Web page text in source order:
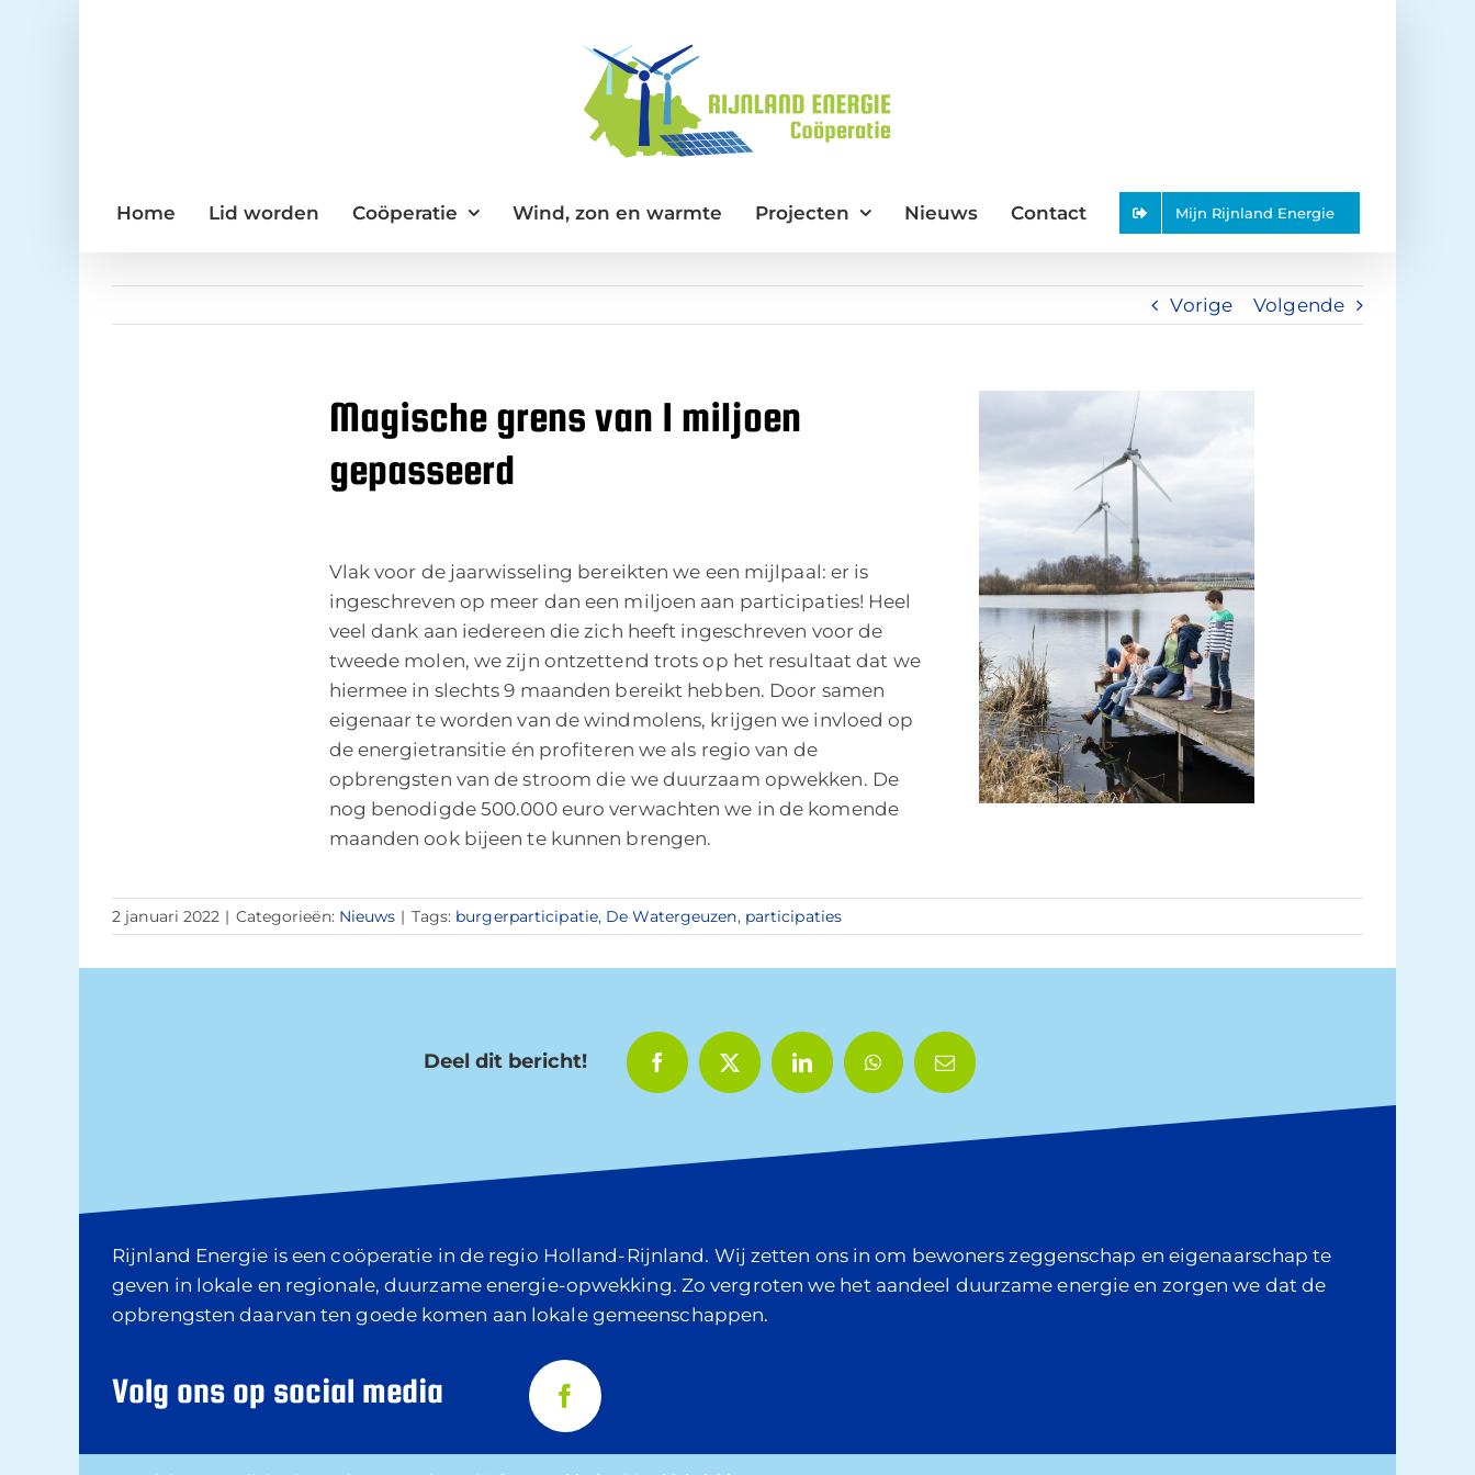
Home Lid worden Coöperatie Wind, zon en warmte Projecten Nieuws Contact Mijn Rijnland Energie
Vorige Volgende
Magische grens van 1 miljoen
gepasseerd
Vlak voor de jaarwisseling bereikten we een mijlpaal: er is
ingeschreven op meer dan een miljoen aan participaties! Heel
veel dank aan iedereen die zich heeft ingeschreven voor de
tweede molen, we zijn ontzettend trots op het resultaat dat we
hiermee in slechts 9 maanden bereikt hebben. Door samen
eigenaar te worden van de windmolens, krijgen we invloed op
de energietransitie én profiteren we als regio van de
opbrengsten van de stroom die we duurzaam opwekken. De
nog benodigde 500.000 euro verwachten we in de komende
maanden ook bijeen te kunnen brengen.
2 januari 2022 | Categorieën: Nieuws | Tags: burgerparticipatie, De Watergeuzen, participaties
Deel dit bericht!
Rijnland Energie is een coöperatie in de regio Holland-Rijnland. Wij zetten ons in om bewoners zeggenschap en eigenaarschap te
geven in lokale en regionale, duurzame energie-opwekking. Zo vergroten we het aandeel duurzame energie en zorgen we dat de
opbrengsten daarvan ten goede komen aan lokale gemeenschappen.
Volg ons op social media